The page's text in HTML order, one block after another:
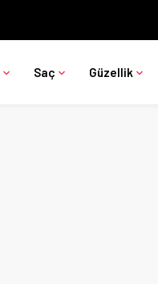
Saç Güzellik